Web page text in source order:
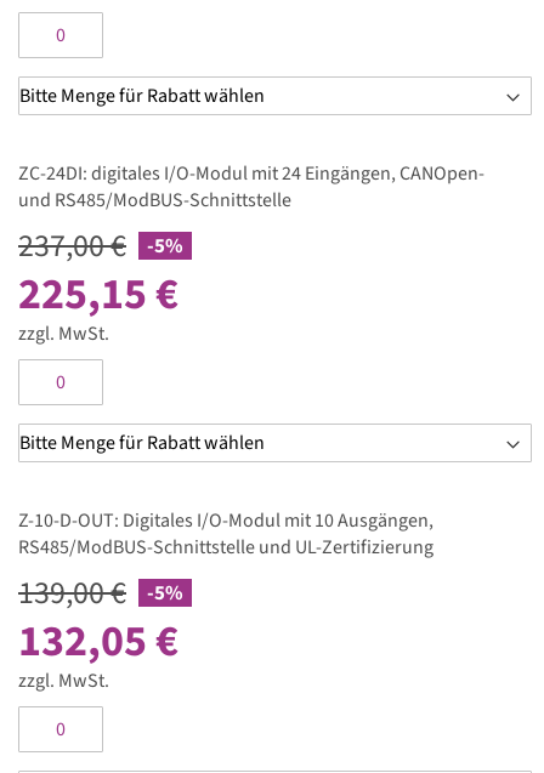
ZC-24DI: digitales I/O-Modul mit 24 Eingängen, CANOpen-
und RS485/ModBUS-Schnittstelle
237,00 € -5%
225,15 €
zzgl. MwSt.
Z-10-D-OUT: Digitales I/O-Modul mit 10 Ausgängen,
RS485/ModBUS-Schnittstelle und UL-Zertifizierung
139,00 € -5%
132,05 €
zzgl. MwSt.